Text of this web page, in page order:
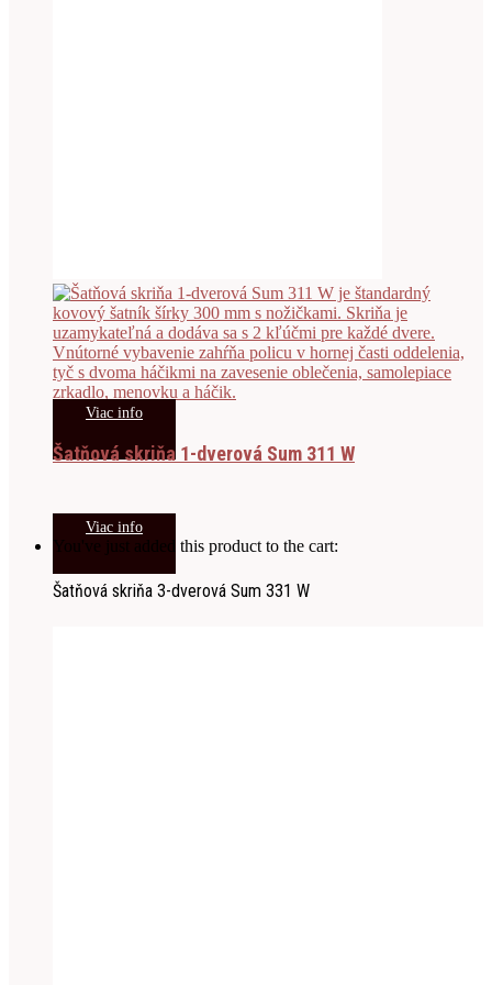
Viac info
Šatňová skriňa 1-dverová Sum 311 W
Viac info
You've just added this product to the cart:
Šatňová skriňa 3-dverová Sum 331 W